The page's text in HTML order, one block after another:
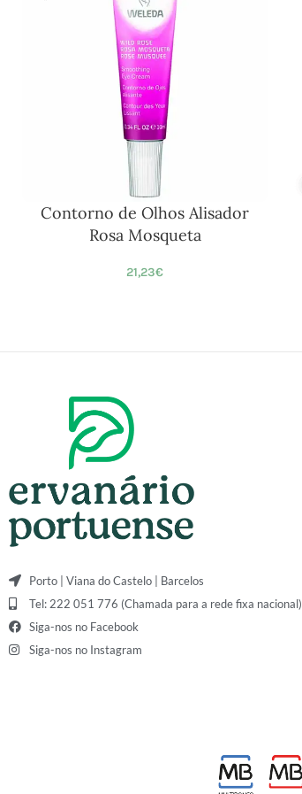
Contorno de Olhos Alisador
Rosa Mosqueta
21,23€
Porto | Viana do Castelo | Barcelos
Tel: 222 051 776 (Chamada para a rede fixa nacional)
Siga-nos no Facebook
Siga-nos no Instagram